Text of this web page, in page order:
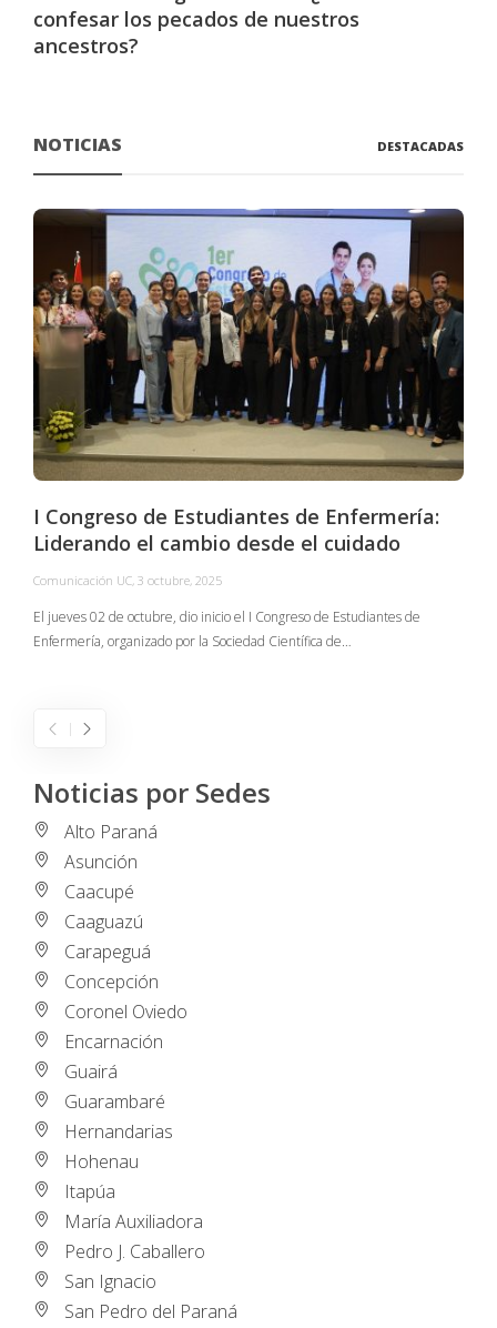
confesar los pecados de nuestros
ancestros?
NOTICIAS DESTACADAS
I Congreso de Estudiantes de Enfermería:
Liderando el cambio desde el cuidado
Comunicación UC, 3 octubre, 2025
El jueves 02 de octubre, dio inicio el I Congreso de Estudiantes de
Enfermería, organizado por la Sociedad Científica de…
Noticias por Sedes
Alto Paraná
Asunción
Caacupé
Caaguazú
Carapeguá
Concepción
Coronel Oviedo
Encarnación
Guairá
Guarambaré
Hernandarias
Hohenau
Itapúa
María Auxiliadora
Pedro J. Caballero
San Ignacio
San Pedro del Paraná